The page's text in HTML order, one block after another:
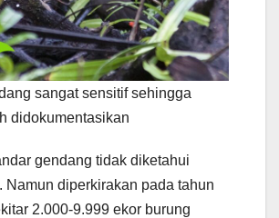
sangat sensitif sehingga
didokumentasikan
gendang tidak diketahui
Namun diperkirakan pada tahun
2.000-9.999 ekor burung